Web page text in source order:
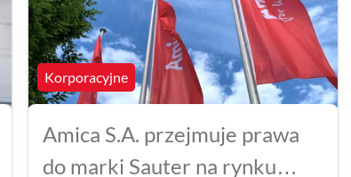
Amica S.A. przejmuje prawa
do marki Sauter na rynku
Korporacyjne